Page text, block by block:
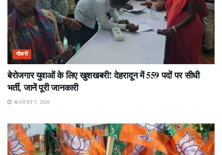
नौकरी
बेरोजगार युवाओं के लिए खुशखबरी! देहरादून में 559 पदों पर सीधी
भर्ती, जानें पूरी जानकारी
AUGUST 5, 2026